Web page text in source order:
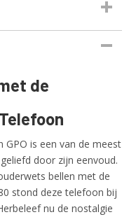
de
GPO is een van de meest
door zijn eenvoud.
bellen met de
stond deze telefoon bij
nu de nostalgie